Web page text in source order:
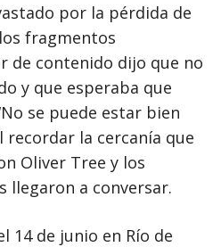
por la pérdida de
fragmentos
de contenido dijo que no
y que esperaba que
se puede estar bien
recordar la cercanía que
Oliver Tree y los
llegaron a conversar.
14 de junio en Río de